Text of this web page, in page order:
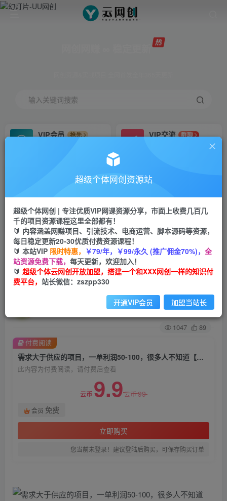
输入关键词搜索
VIP会员
抢先
VIP交流
群聊
研究探讨更多创业项目路子。
会员专属推广链接
招募站长
挂机
项目
脚本卡密
APP下载
GO
首页 创业课程 会员免费 正文
需求大于供应的项目，一单利润50-100，很多人不
知道【揭秘】
关注 私信
1047 89
需求大于供应的项目，一单利润50-100，很多人不知道【揭秘】
此内容为付费阅读，请付费后查看
云币 9.9云币99
会员 免费
立即购买
您当前未登录！建议登陆后购买，可保存购买订单
付费阅读
超级个体网创资源站
超级个体网创 | 专注优质VIP网课资源分享，市面上收费几百几
千的项目资源课程这里全部都有！
🔰 内容涵盖网赚项目、引流技术、电商运营、脚本源码等资源，
每日稳定更新20-30优质付费资源课程！
🔰 本站VIP 限时特惠， ￥79/年，￥99/永久 (推广佣金70%)， 全
站资源免费下载， 每天更新，欢迎加入！
🔰 超级个体云网创开放加盟，搭建一个和XXX网创一样的知识付
费平台， 站长微信：zszpp330
开通VIP会员 加盟当站长